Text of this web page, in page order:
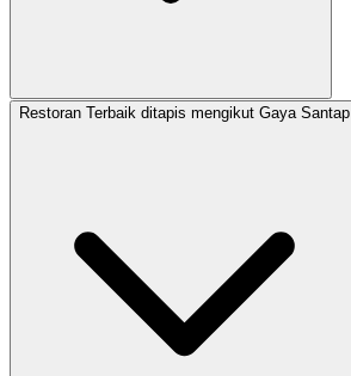
Restoran Terbaik ditapis mengikut Gaya Santap